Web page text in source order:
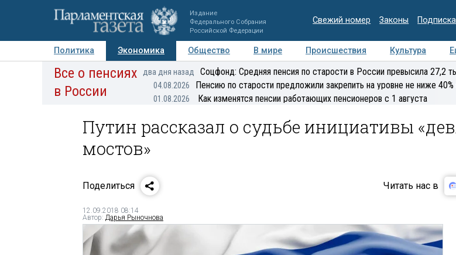
Издание
Федерального Собрания
Российской Федерации
Свежий номер Законы Подписка
Политика Экономика Общество В мире Происшествия Культура
Авторы Персоны Мнения Регионы Медиацентр Интервью
Все о пенсиях
в России
два дня назад Соцфонд: Средняя пенсия по старости в России превысила 27,2
04.08.2026 Пенсию по старости предложили закрепить на уровне не ниже 40%
01.08.2026 Как изменятся пенсии работающих пенсионеров с 1 августа
Путин рассказал о судьбе инициативы
мостов»
Поделиться Читать нас в
12.09.2018 08:14
Автор: Дарья Рыночнова